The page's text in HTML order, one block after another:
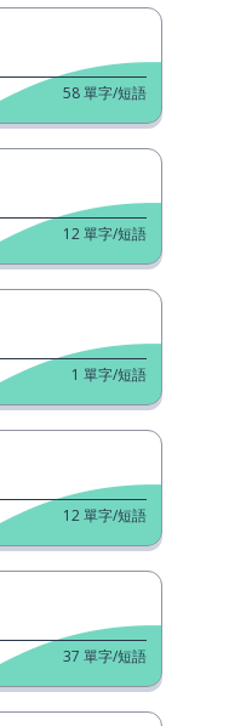
58單字/短語
12單字/短語
1 單字/短語
12單字/短語
37 單字/短語